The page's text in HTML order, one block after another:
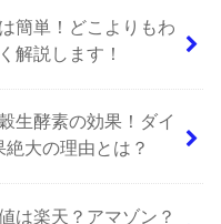
簡単！どこよりもわ
解説します！
生酵素の効果！ダイ
大の理由とは？
は楽天？アマゾン？